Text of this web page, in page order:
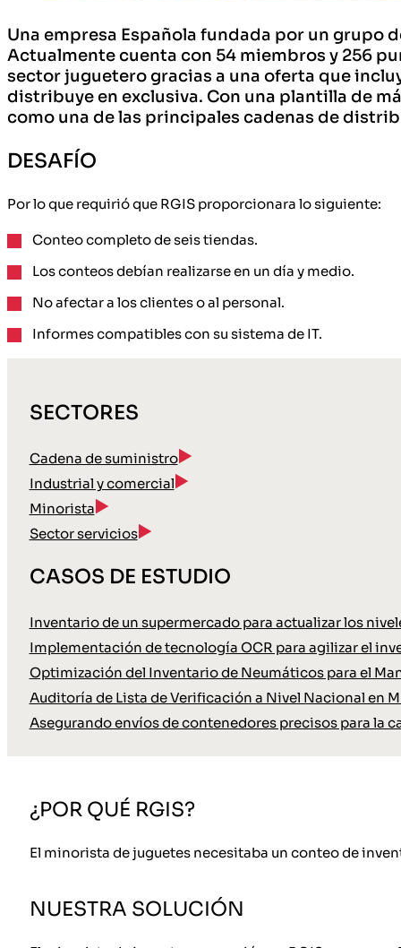
Una empresa Española fundada por un grupo
Actualmente cuenta con 54 miembros y 256
sector juguetero gracias a una oferta que
distribuye en exclusiva. Con una plantilla de
como una de las principales cadenas de
DESAFÍO
Por lo que requirió que RGIS proporcionara lo siguiente:
Conteo completo de seis tiendas.
Los conteos debían realizarse en un día y medio.
No afectar a los clientes o al personal.
Informes compatibles con su sistema de IT.
SECTORES
Cadena de suministro
Industrial y comercial
Minorista
Sector servicios
CASOS DE ESTUDIO
Inventario de un supermercado para actualizar los
Implementación de tecnología OCR para agilizar el
Optimización del Inventario de Neumáticos para el
Auditoría de Lista de Verificación a Nivel Nacional en
Asegurando envíos de contenedores precisos para la
¿POR QUÉ RGIS?
El minorista de juguetes necesitaba un conteo de
NUESTRA SOLUCIÓN